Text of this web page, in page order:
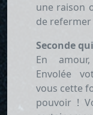
une raison
de refermer
Seconde
En
Envolée
vous cette
pouvoir !